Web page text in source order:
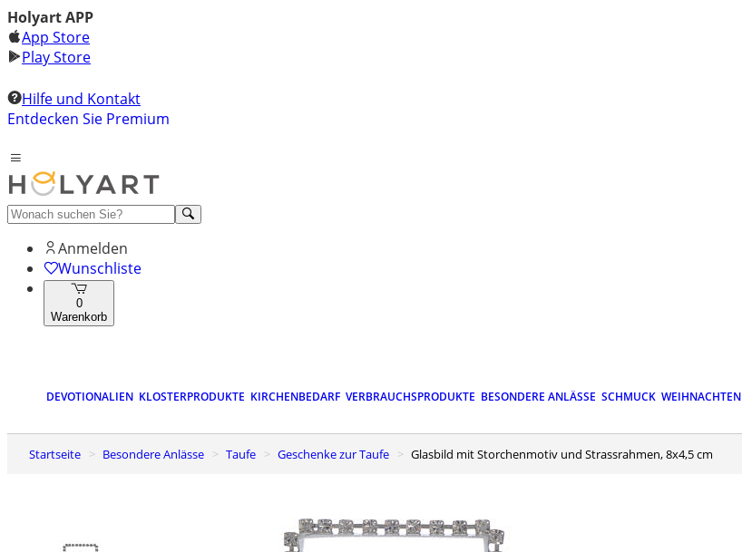
Holyart APP
App Store
Play Store
Hilfe und Kontakt
Entdecken Sie Premium
Anmelden
Wunschliste
0
Warenkorb
DEVOTIONALIEN KLOSTERPRODUKTE KIRCHENBEDARF VERBRAUCHSPRODUKTE BESONDERE ANLÄSSE SCHMUCK WEIHNACHTEN
Startseite Besondere Anlässe Taufe Geschenke zur Taufe Glasbild mit Storchenmotiv und Strassrahmen, 8x4,5 cm